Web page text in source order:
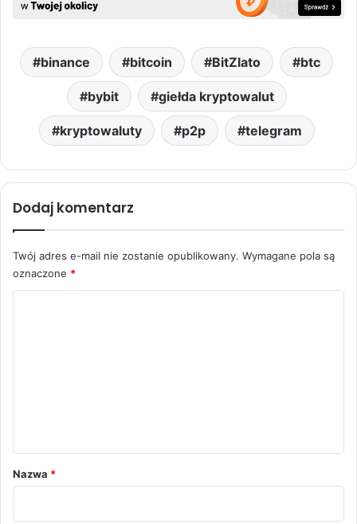
binance bitcoin BitZlato btc
bybit giełda kryptowalut
kryptowaluty p2p telegram
Dodaj komentarz
Twój adres e-mail nie zostanie opublikowany. Wymagane pola są
oznaczone *
r
z
*
Nazwa *